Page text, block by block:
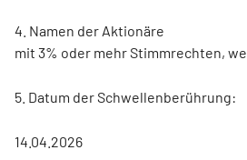
4. Namen der Aktionäre
mit 3% oder mehr Stimmrechten,
5. Datum der Schwellenberührung:
14.04.2026